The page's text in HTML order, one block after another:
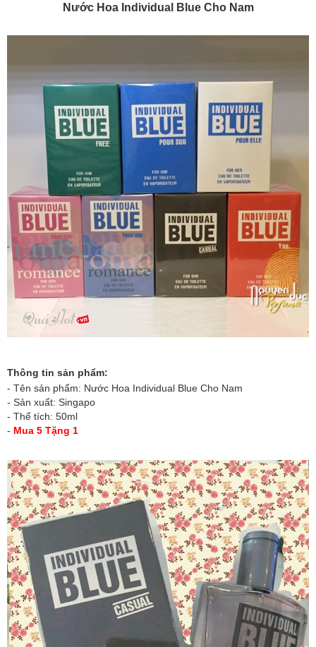
Nước Hoa Individual Blue Cho Nam
Thông tin sản phẩm:
- Tên sản phẩm: Nước Hoa Individual Blue Cho Nam
- Sản xuất: Singapo
- Thể tích: 50ml
- Mua 5 Tặng 1